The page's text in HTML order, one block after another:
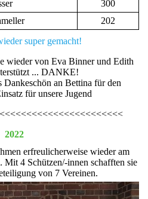
300
202
super gemacht!
wieder von Eva Binner und Edith
... DANKE!
Dankeschön an Bettina für den
für unsere Jugend
2022
erfreulicherweise wieder am
Mit 4 Schützen/-innen schafften sie
von 7 Vereinen.